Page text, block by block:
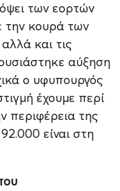
των εορτών
την κουρά των
και τις
αύξηση
ο υφυπουργός
έχουμε περί
περιφέρεια της
είναι στη